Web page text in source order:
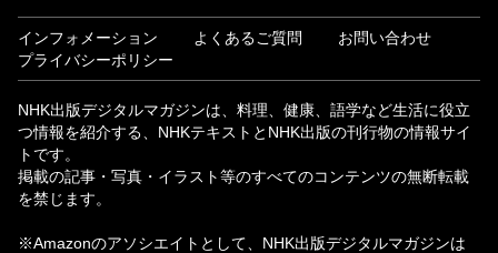
インフォメーション よくあるご質問
お問い合わせ
プライバシーポリシー
NHK出版デジタルマガジンは、料理、健康、語学など生活に役立
つ情報を紹介する、NHKテキストとNHK出版の刊行物の情報サイ
トです。
掲載の記事・写真・イラスト等のすべてのコンテンツの無断転載
を禁じます。
※Amazonのアソシエイトとして、NHK出版デジタルマガジンは